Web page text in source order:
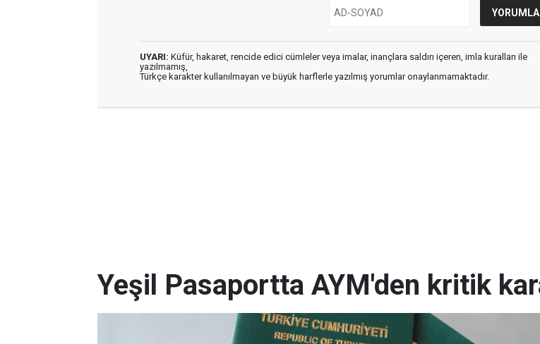
UYARI: Küfür, hakaret, rencide edici cümleler veya imalar, inançlara saldırı içeren, imla kuralları ile
yazılmamış,
Türkçe karakter kullanılmayan ve büyük harflerle yazılmış yorumlar onaylanmamaktadır.
Yeşil Pasaportta AYM'den kritik